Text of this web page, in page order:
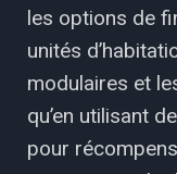
les options de
unités
modulaires et
qu’en utilisant
pour